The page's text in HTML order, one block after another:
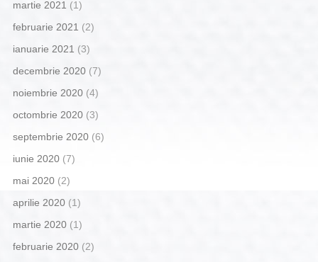
martie 2021 (1)
februarie 2021 (2)
ianuarie 2021 (3)
decembrie 2020(7)
noiembrie 2020(4)
octombrie 2020(3)
septembrie 2020(6)
iunie 2020(7)
mai 2020(2)
aprilie 2020(1)
martie 2020(1)
februarie 2020(2)